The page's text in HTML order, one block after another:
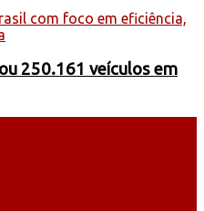
250.161 veículos em